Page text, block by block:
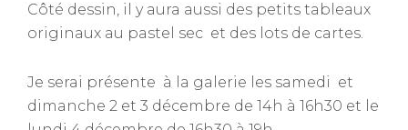
Côté dessin, il y aura aussi des petits tableaux
originaux au pastel sec et des lots de cartes.
Je serai présente à la galerie les samedi et
dimanche 2 et 3 décembre de 14h à 16h30 et le